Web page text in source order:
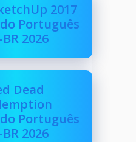
2017
Português
BR 2026
Dead
Português
BR 2026